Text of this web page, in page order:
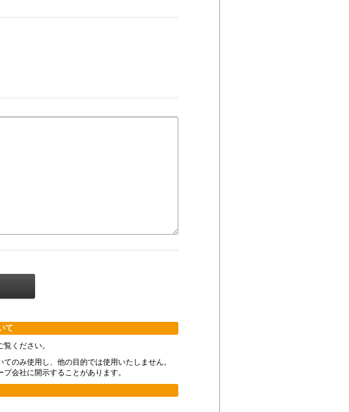
て
覧ください。
のみ使用し、他の目的では使用いたしません。
会社に開示することがあります。